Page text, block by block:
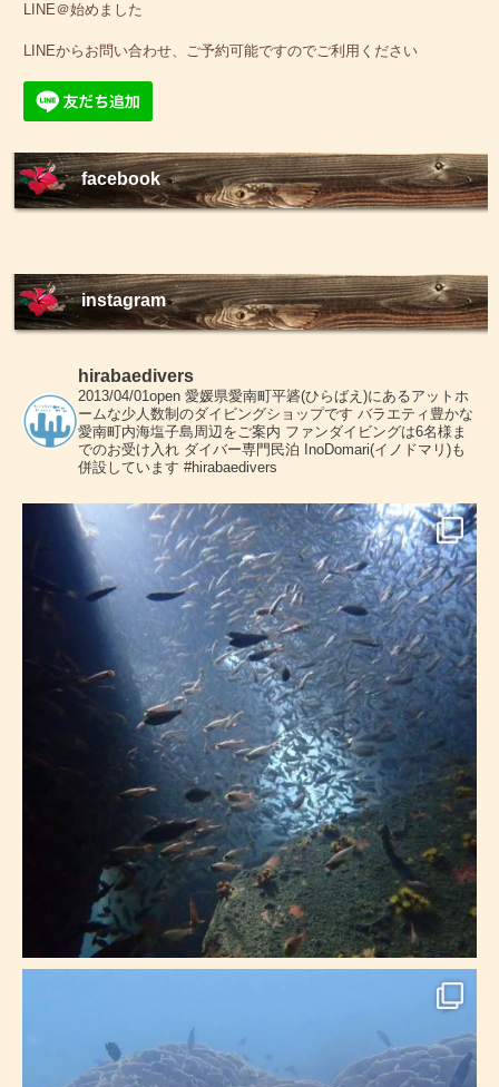
LINE＠始めました
LINEからお問い合わせ、ご予約可能ですのでご利用ください
facebook
instagram
hirabaedivers
2013/04/01open 愛媛県愛南町平碆(ひらばえ)にあるアットホ
ームな少人数制のダイビングショップです バラエティ豊かな
愛南町内海塩子島周辺をご案内 ファンダイビングは6名様ま
でのお受け入れ ダイバー専門民泊 InoDomari(イノドマリ)も
併設しています #hirabaedivers